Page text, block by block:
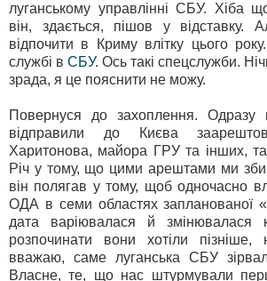
луганському управлінні СБУ. Хіба
він, здається, пішов у відставку.
відпочити в Криму влітку цього
службі в СБУ. Ось такі спецслужби.
зрада, я це пояснити не можу.
Повернуся до захоплення. Одразу
відправили до Києва
Харитонова, майора ГРУ та інших,
Річ у тому, що цими арештами ми
він полягав у тому, щоб одночасно
ОДА в семи областях запланованої
дата варіювалася й змінювалася
розпочинати вони хотіли
вважаю, саме луганська СБУ
Власне, те, що нас штурмували